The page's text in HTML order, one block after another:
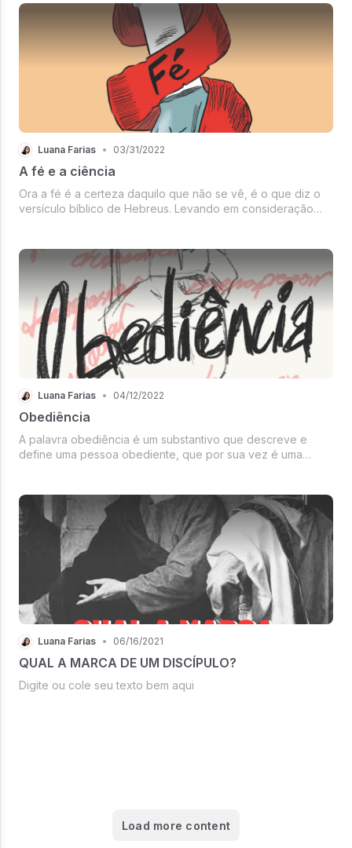
Luana Farias • 03/31/2022
A fé e a ciência
Ora a fé é a certeza daquilo que não se vê, é o que diz o
versículo bíblico de Hebreus. Levando em consideração
ter fé e crer na ciên...
Luana Farias • 04/12/2022
Obediência
A palavra obediência é um substantivo que descreve e
define uma pessoa obediente, que por sua vez é uma
Luana Farias • 06/16/2021
QUAL A MARCA DE UM DISCÍPULO?
Digite ou cole seu texto bem aqui
Load more content